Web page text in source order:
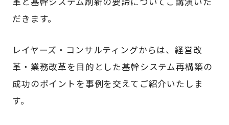
だきます。
レイヤーズ・コンサルティングからは、経営改
革・業務改革を目的とした基幹システム再構築の
成功のポイントを事例を交えてご紹介いたしま
す。